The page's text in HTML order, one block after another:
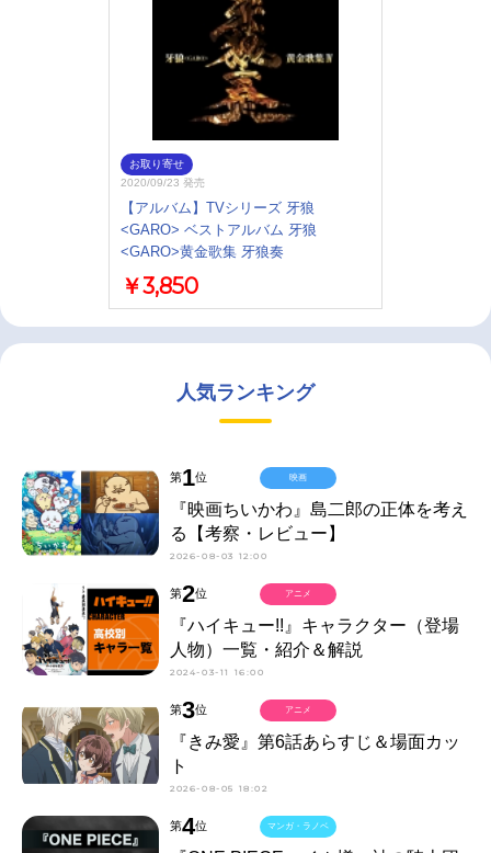
お取り寄せ
2020/09/23 発売
【アルバム】TVシリーズ 牙狼
<GARO> ベストアルバム 牙狼
<GARO>黄金歌集 牙狼奏
￥3,850
人気ランキング
第1位
『映画ちいかわ』島二郎の正体を考え
る【考察・レビュー】
2026-08-03 12:00
映画
第2位
『ハイキュー!!』キャラクター（登場
人物）一覧・紹介＆解説
2024-03-11 16:00
アニメ
第3位
『きみ愛』第6話あらすじ＆場面カッ
ト
2026-08-05 18:02
アニメ
第4位 マンガ・ラノベ